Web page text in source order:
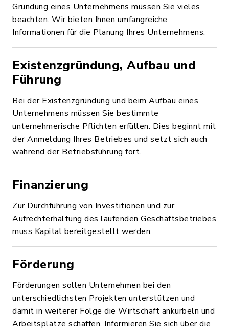
Gründung eines Unternehmens müssen Sie vieles
beachten. Wir bieten Ihnen umfangreiche
Informationen für die Planung Ihres Unternehmens.
Existenzgründung, Aufbau und
Führung
Bei der Existenzgründung und beim Aufbau eines
Unternehmens müssen Sie bestimmte
unternehmerische Pflichten erfüllen. Dies beginnt mit
der Anmeldung Ihres Betriebes und setzt sich auch
während der Betriebsführung fort.
Finanzierung
Zur Durchführung von Investitionen und zur
Aufrechterhaltung des laufenden Geschäftsbetriebes
muss Kapital bereitgestellt werden.
Förderung
Förderungen sollen Unternehmen bei den
unterschiedlichsten Projekten unterstützen und
damit in weiterer Folge die Wirtschaft ankurbeln und
Arbeitsplätze schaffen. Informieren Sie sich über die